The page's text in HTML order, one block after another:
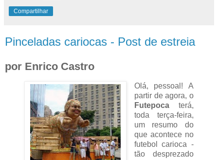
Compartilhar
Pinceladas cariocas - Post de estreia
por Enrico Castro
Olá, pessoal! A
partir de agora, o
Futepocaterá,
toda terça-feira,
um resumo do
que acontece no
futebol carioca -
tão desprezado